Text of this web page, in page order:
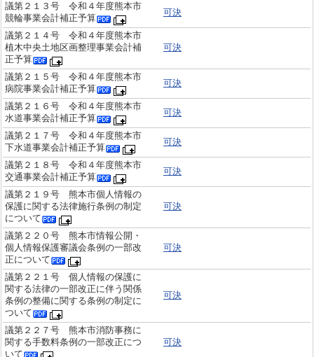
議第２１３号 令和４年度熊本市
競輪事業会計補正予算
可決
議第２１４号 令和４年度熊本市
植木中央土地区画整理事業会計補
正予算
可決
議第２１５号 令和４年度熊本市
病院事業会計補正予算
可決
議第２１６号 令和４年度熊本市
水道事業会計補正予算
可決
議第２１７号 令和４年度熊本市
下水道事業会計補正予算
可決
議第２１８号 令和４年度熊本市
交通事業会計補正予算
可決
議第２１９号 熊本市個人情報の
保護に関する法律施行条例の制定
について
可決
議第２２０号 熊本市情報公開・
個人情報保護審議会条例の一部改
正について
可決
議第２２１号 個人情報の保護に
関する法律の一部改正に伴う関係
条例の整備に関する条例の制定に
ついて
可決
議第２２７号 熊本市消防事務に
関する手数料条例の一部改正につ
いて
可決